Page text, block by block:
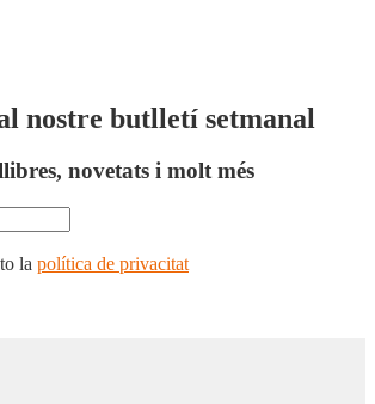
nostre butlletí setmanal
novetats i molt més
la política de privacitat